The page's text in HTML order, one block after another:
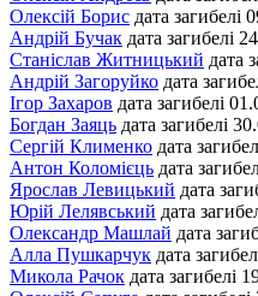
Олексій Борис дата загибелі
Андрій Бучак дата загибелі
Станіслав Житницький дата
Андрій Загоруйко дата
Ігор Захаров дата загибелі
Богдан Заяць дата загибелі
Сергій Клименко дата
Антон Коломієць дата
Ярослав Левицький дата
Юрій Лелявський дата
Олександр Машлай дата
Алла Пушкарчук дата
Микола Рачок дата загибелі